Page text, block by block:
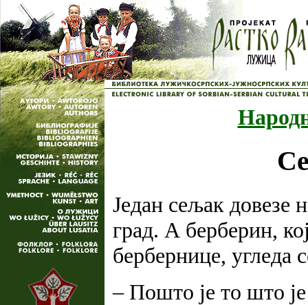
Један сељак довезе
град. А берберин,
бербернице, угледа
– Пошто је то што